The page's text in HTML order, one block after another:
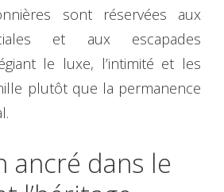
sont réservées aux
et aux escapades
le luxe, l’intimité et les
plutôt que la permanence
ancré dans le